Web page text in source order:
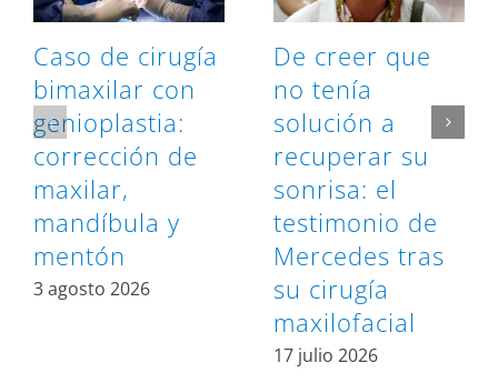
Caso de cirugía
bimaxilar con
genioplastia:
corrección de
maxilar,
mandíbula y
mentón
3 agosto 2026
De creer que
no tenía
solución a
recuperar su
sonrisa: el
testimonio de
Mercedes tras
su cirugía
maxilofacial
17 julio 2026